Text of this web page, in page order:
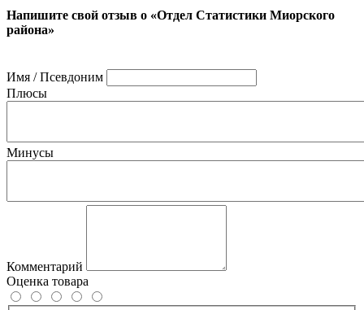
Напишите свой отзыв о «Отдел Статистики Миорского
района»
Имя / Псевдоним
Плюсы
Минусы
Комментарий
Оценка товара